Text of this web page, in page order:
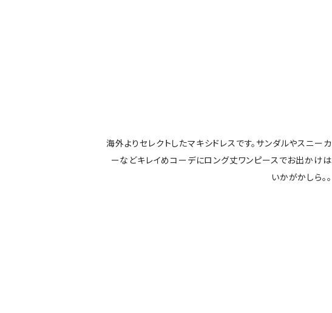
海外よりセレクトしたマキシドレスです。サンダルやスニーカ
ーなどキレイめコーデにロング丈ワンピースでお出かけは
いかがかしら。。